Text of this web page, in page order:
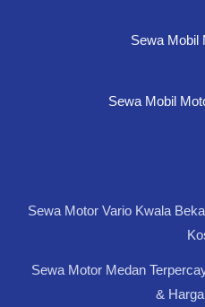
Sewa Mobil
Sewa Mobil
Sewa Motor Vario Kwala
Sewa Motor Medan
&